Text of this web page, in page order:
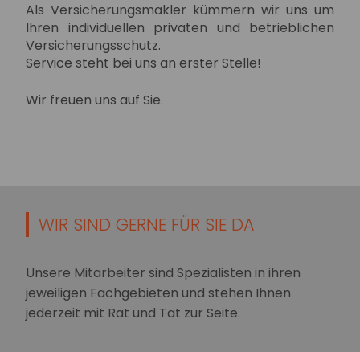
Als Versicherungsmakler kümmern wir uns um
Ihren individuellen privaten und betrieblichen
Versicherungsschutz.
Service steht bei uns an erster Stelle!
Wir freuen uns auf Sie.
WIR SIND GERNE FÜR SIE DA
Unsere Mitarbeiter sind Spezialisten in ihren
jeweiligen Fachgebieten und stehen Ihnen
jederzeit mit Rat und Tat zur Seite.